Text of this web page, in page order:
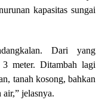
kapasitas sungai
Dari yang
meter. Ditambah lagi
tanah kosong, bahkan
jelasnya.